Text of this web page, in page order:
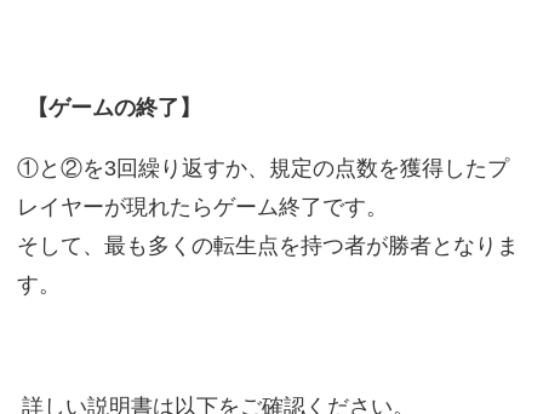
【ゲームの終了】
①と②を3回繰り返すか、規定の点数を獲得したプ
レイヤーが現れたらゲーム終了です。
そして、最も多くの転生点を持つ者が勝者となりま
す。
詳しい説明書は以下をご確認ください。